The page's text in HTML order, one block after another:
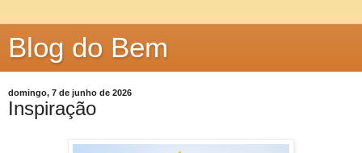
Blog do Bem
domingo, 7 de junho de 2026
Inspiração